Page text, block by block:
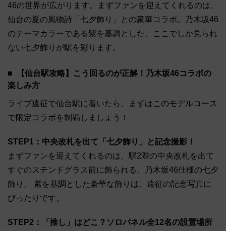
46の世界が広がります。まずファンを迎えてくれるのは、
仙台の夏の風物詩「七夕飾り」との豪華コラボ。乃木坂46
のテーマカラーである紫を基調とした、ここでしか見られ
ない七夕飾りが駅を彩ります。
【仙台駅攻略】こう回るのが正解！乃木坂46コラボの
楽しみ方
ライブ遠征で仙台駅に着いたら、まずはこのモデルコース
で限定コラボを制覇しましょう！
STEP1：中央改札を出て「七夕飾り」と記念撮影！
まずファンを迎えてくれるのは、駅2階の中央改札を出て
すぐのステンドグラス前に飾られる、乃木坂46仕様の七夕
飾り。 紫を基調とした豪華な飾りは、遠征の記念写真に
ぴったりです。
STEP2：「推し」はどこ？ソロパネル全12名の設置場所